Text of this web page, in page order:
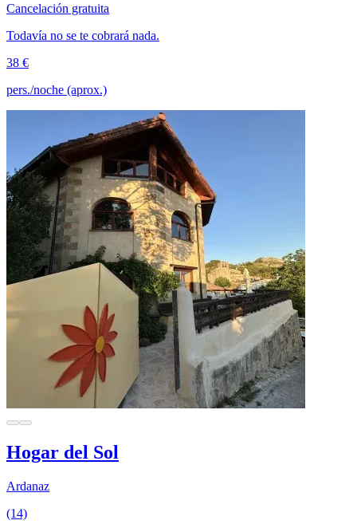
Cancelación gratuita
Todavía no se te cobrará nada.
38 €
pers./noche (aprox.)
Hogar del Sol
Ardanaz
(14)